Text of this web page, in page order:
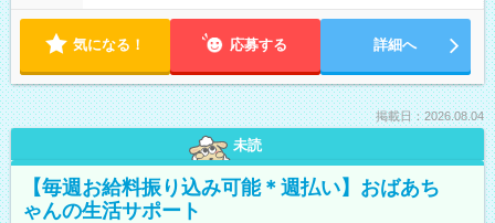
気になる！ 応募する 詳細へ
掲載日：2026.08.04
未読
【毎週お給料振り込み可能＊週払い】おばあち
ゃんの生活サポート